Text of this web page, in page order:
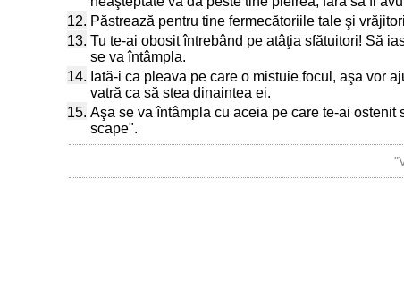
12. Păstrează pentru tine fermecătoriile tale şi
13. Tu te-ai obosit întrebând pe atâţia sfătuitori! Să
se va întâmpla.
14. Iată-i ca pleava pe care o mistuie focul, aşa vor
vatră ca să stea dinaintea ei.
15. Aşa se va întâmpla cu aceia pe care te-ai
scape".